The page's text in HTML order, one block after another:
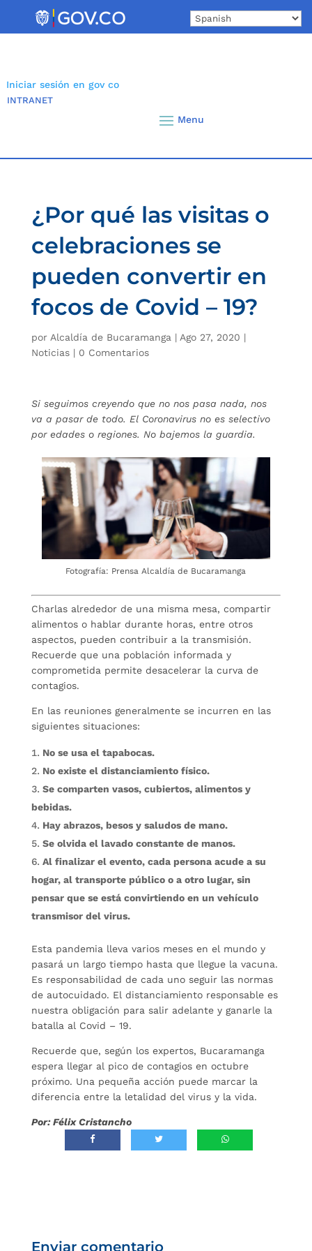
Iniciar sesión en gov co
INTRANET
¿Por qué las visitas o
celebraciones se
pueden convertir en
focos de Covid – 19?
por Alcaldía de Bucaramanga | Ago 27, 2020 |
Noticias| 0 Comentarios
Si seguimos creyendo que no nos pasa nada, nos
va a pasar de todo. El Coronavirus no es selectivo
por edades o regiones. No bajemos la guardia.
Fotografía: Prensa Alcaldía de Bucaramanga
Charlas alrededor de una misma mesa, compartir
alimentos o hablar durante horas, entre otros
aspectos, pueden contribuir a la transmisión.
Recuerde que una población informada y
comprometida permite desacelerar la curva de
contagios.
En las reuniones generalmente se incurren en las
siguientes situaciones:
No se usa el tapabocas.
No existe el distanciamiento físico.
Se comparten vasos, cubiertos, alimentos y
bebidas.
Hay abrazos, besos y saludos de mano.
Se olvida el lavado constante de manos.
Al finalizar el evento, cada persona acude a su
hogar, al transporte público o a otro lugar, sin
pensar que se está convirtiendo en un vehículo
transmisor del virus.
Esta pandemia lleva varios meses en el mundo y
pasará un largo tiempo hasta que llegue la vacuna.
Es responsabilidad de cada uno seguir las normas
de autocuidado. El distanciamiento responsable es
nuestra obligación para salir adelante y ganarle la
batalla al Covid – 19.
Recuerde que, según los expertos, Bucaramanga
espera llegar al pico de contagios en octubre
próximo. Una pequeña acción puede marcar la
diferencia entre la letalidad del virus y la vida.
Por: Félix Cristancho
Enviar comentario